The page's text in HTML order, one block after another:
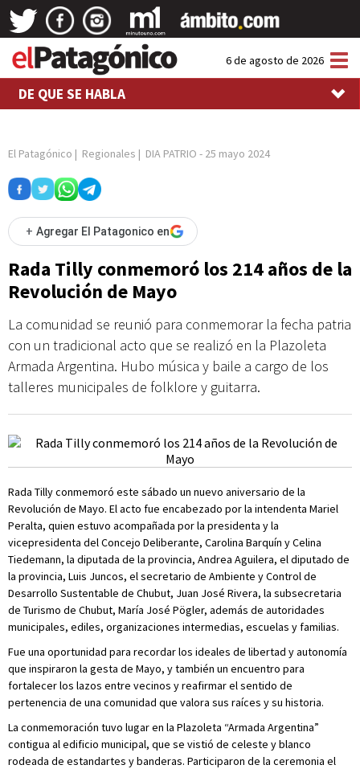
6 de agosto de 2026
DE QUE SE HABLA
El Patagónico | Regionales | DIA PATRIO - 25 mayo 2024
+ Agregar El Patagonico en
Rada Tilly conmemoró los 214 años de la
Revolución de Mayo
La comunidad se reunió para conmemorar la fecha patria
con un tradicional acto que se realizó en la Plazoleta
Armada Argentina. Hubo música y baile a cargo de los
talleres municipales de folklore y guitarra.
Rada Tilly conmemoró este sábado un nuevo aniversario de la
Revolución de Mayo. El acto fue encabezado por la intendenta Mariel
Peralta, quien estuvo acompañada por la presidenta y la
vicepresidenta del Concejo Deliberante, Carolina Barquín y Celina
Tiedemann, la diputada de la provincia, Andrea Aguilera, el diputado de
la provincia, Luis Juncos, el secretario de Ambiente y Control de
Desarrollo Sustentable de Chubut, Juan José Rivera, la subsecretaria
de Turismo de Chubut, María José Pögler, además de autoridades
municipales, ediles, organizaciones intermedias, escuelas y familias.
Fue una oportunidad para recordar los ideales de libertad y autonomía
que inspiraron la gesta de Mayo, y también un encuentro para
fortalecer los lazos entre vecinos y reafirmar el sentido de
pertenencia de una comunidad que valora sus raíces y su historia.
La conmemoración tuvo lugar en la Plazoleta “Armada Argentina”
contigua al edificio municipal, que se vistió de celeste y blanco
rodeada de estandartes y banderas. Participaron de la ceremonia el